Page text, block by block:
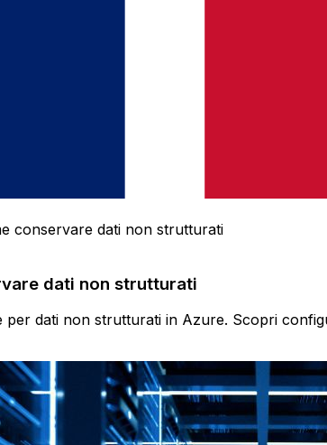
conservare dati non strutturati
dati non strutturati
dati non strutturati in Azure. Scopri